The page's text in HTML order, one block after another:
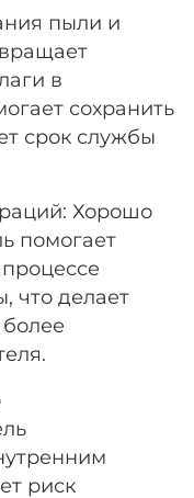
пыли и
в
сохранить
срок службы
Хорошо
помогает
что делает
риск